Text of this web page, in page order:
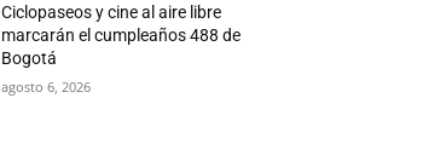
Ciclopaseos y cine al aire libre
marcarán el cumpleaños 488 de
Bogotá
agosto 6, 2026